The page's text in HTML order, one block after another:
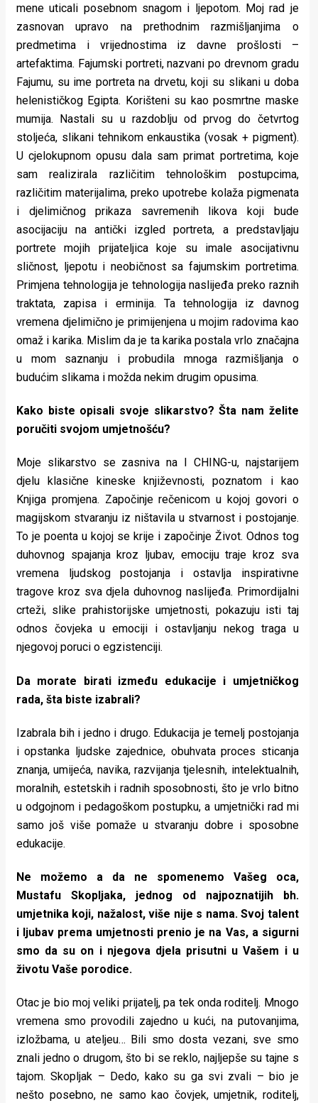
mene uticali posebnom snagom i ljepotom. Moj rad je
zasnovan upravo na prethodnim razmišljanjima o
predmetima i vrijednostima iz davne prošlosti –
artefaktima. Fajumski portreti, nazvani po drevnom gradu
Fajumu, su ime portreta na drvetu, koji su slikani u doba
helenističkog Egipta. Korišteni su kao posmrtne maske
mumija. Nastali su u razdoblju od prvog do četvrtog
stoljeća, slikani tehnikom enkaustika (vosak + pigment).
U cjelokupnom opusu dala sam primat portretima, koje
sam realizirala različitim tehnološkim postupcima,
različitim materijalima, preko upotrebe kolaža pigmenata
i djelimičnog prikaza savremenih likova koji bude
asocijaciju na antički izgled portreta, a predstavljaju
portrete mojih prijateljica koje su imale asocijativnu
sličnost, ljepotu i neobičnost sa fajumskim portretima.
Primjena tehnologija je tehnologija naslijeđa preko raznih
traktata, zapisa i erminija. Ta tehnologija iz davnog
vremena djelimično je primijenjena u mojim radovima kao
omaž i karika. Mislim da je ta karika postala vrlo značajna
u mom saznanju i probudila mnoga razmišljanja o
budućim slikama i možda nekim drugim opusima.
Kako biste opisali svoje slikarstvo? Šta nam želite
poručiti svojom umjetnošću?
Moje slikarstvo se zasniva na I CHING-u, najstarijem
djelu klasične kineske književnosti, poznatom i kao
Knjiga promjena. Započinje rečenicom u kojoj govori o
magijskom stvaranju iz ništavila u stvarnost i postojanje.
To je poenta u kojoj se krije i započinje Život. Odnos tog
duhovnog spajanja kroz ljubav, emociju traje kroz sva
vremena ljudskog postojanja i ostavlja inspirativne
tragove kroz sva djela duhovnog naslijeđa. Primordijalni
crteži, slike prahistorijske umjetnosti, pokazuju isti taj
odnos čovjeka u emociji i ostavljanju nekog traga u
njegovoj poruci o egzistenciji.
Da morate birati između edukacije i umjetničkog
rada, šta biste izabrali?
Izabrala bih i jedno i drugo. Edukacija je temelj postojanja
i opstanka ljudske zajednice, obuhvata proces sticanja
znanja, umijeća, navika, razvijanja tjelesnih, intelektualnih,
moralnih, estetskih i radnih sposobnosti, što je vrlo bitno
u odgojnom i pedagoškom postupku, a umjetnički rad mi
samo još više pomaže u stvaranju dobre i sposobne
edukacije.
Ne možemo a da ne spomenemo Vašeg oca,
Mustafu Skopljaka, jednog od najpoznatijih bh.
umjetnika koji, nažalost, više nije s nama. Svoj talent
i ljubav prema umjetnosti prenio je na Vas, a sigurni
smo da su on i njegova djela prisutni u Vašem i u
životu Vaše porodice.
Otac je bio moj veliki prijatelj, pa tek onda roditelj. Mnogo
vremena smo provodili zajedno u kući, na putovanjima,
izložbama, u ateljeu… Bili smo dosta vezani, sve smo
znali jedno o drugom, što bi se reklo, najljepše su tajne s
tajom. Skopljak – Dedo, kako su ga svi zvali – bio je
nešto posebno, ne samo kao čovjek, umjetnik, roditelj,